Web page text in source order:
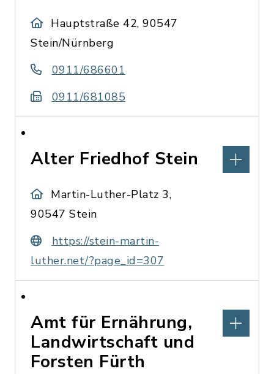
Hauptstraße 42, 90547
Stein/Nürnberg
0911/686601
0911/681085
Alter Friedhof Stein
Martin-Luther-Platz 3,
90547 Stein
https://stein-martin-
luther.net/?page_id=307
Amt für Ernährung,
Landwirtschaft und
Forsten Fürth